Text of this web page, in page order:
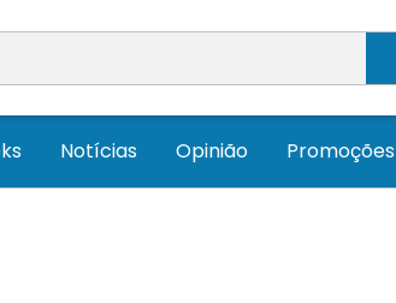
Notícias Opinião Promoções